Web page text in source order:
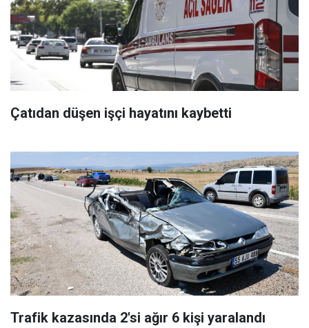
Çatıdan düşen işçi hayatını kaybetti
Trafik kazasında 2'si ağır 6 kişi yaralandı